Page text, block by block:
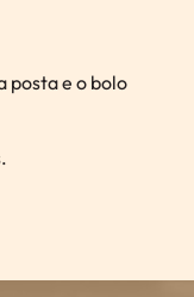
posta e o bolo